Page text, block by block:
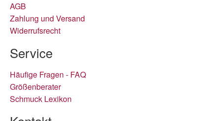
AGB
Zahlung und Versand
Widerrufsrecht
Service
Häufige Fragen - FAQ
Größenberater
Schmuck Lexikon